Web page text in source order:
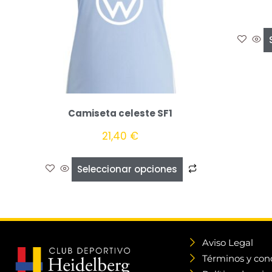
Camiseta celeste SF1
21,40 €
Seleccionar opciones
Aviso Legal
Términos y